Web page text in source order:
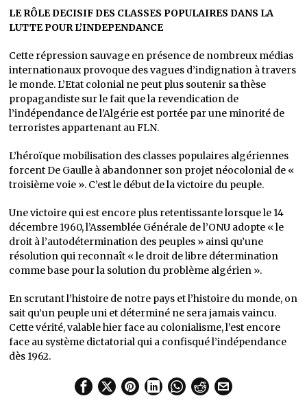
LE RÔLE DECISIF DES CLASSES POPULAIRES DANS LA
LUTTE POUR L’INDEPENDANCE
Cette répression sauvage en présence de nombreux médias
internationaux provoque des vagues d’indignation à travers
le monde. L’Etat colonial ne peut plus soutenir sa thèse
propagandiste sur le fait que la revendication de
l’indépendance de l’Algérie est portée par une minorité de
terroristes appartenant au FLN.
L’héroïque mobilisation des classes populaires algériennes
forcent De Gaulle à abandonner son projet néocolonial de «
troisième voie ». C’est le début de la victoire du peuple.
Une victoire qui est encore plus retentissante lorsque le 14
décembre 1960, l’Assemblée Générale de l’ONU adopte « le
droit à l’autodétermination des peuples » ainsi qu’une
résolution qui reconnaît « le droit de libre détermination
comme base pour la solution du problème algérien ».
En scrutant l’histoire de notre pays et l’histoire du monde, on
sait qu’un peuple uni et déterminé ne sera jamais vaincu.
Cette vérité, valable hier face au colonialisme, l’est encore
face au système dictatorial qui a confisqué l’indépendance
dès 1962.